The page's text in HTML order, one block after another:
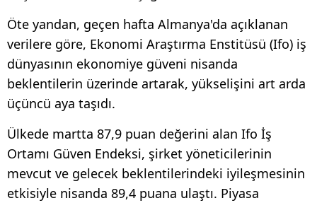
Öte yandan, geçen hafta Almanya'da açıklanan
verilere göre, Ekonomi Araştırma Enstitüsü (Ifo) iş
dünyasının ekonomiye güveni nisanda
beklentilerin üzerinde artarak, yükselişini art arda
üçüncü aya taşıdı.
Ülkede martta 87,9 puan değerini alan Ifo İş
Ortamı Güven Endeksi, şirket yöneticilerinin
mevcut ve gelecek beklentilerindeki iyileşmesinin
etkisiyle nisanda 89,4 puana ulaştı. Piyasa